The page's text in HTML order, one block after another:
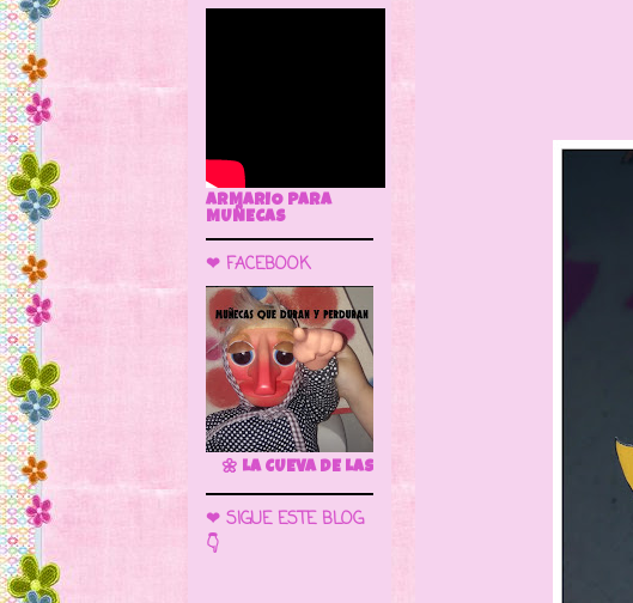
ARMARIO PARA
MUÑECAS
❤ FACEBOOK
🌼 LA CUEVA DE LAS MUÑECAS
❤ SIGUE ESTE BLOG
👇